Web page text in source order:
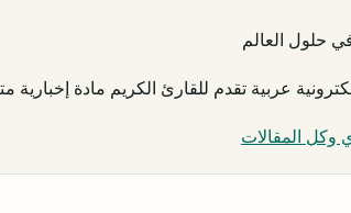
حلول العالم
عربية تقدم للقارئ الكريم مادة إخبارية
وكل المقالات